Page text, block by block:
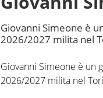
Giovanni Simeone è
2026/2027 milita nel
Giovanni Simeone è un
2026/2027 milita nel